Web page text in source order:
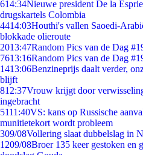
614:34Nieuwe president De la
drugskartels Colombia
4414:03Houthi's vallen Saoedi-
blokkade olieroute
2013:47Random Pics van de Dag
7613:16Random Pics van de Dag
1413:06Benzineprijs daalt verder,
blijft
812:37Vrouw krijgt door
ingebracht
5111:40VS: kans op Russische
munitietekort wordt probleem
309/08Vollering slaat dubbelslag in
1209/08Broer 135 keer gestoken en